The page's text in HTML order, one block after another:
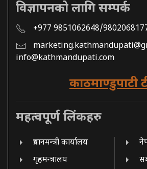
विज्ञापनको लागि सम्पर्क
+977 9851062648/
info@kathmandupati.com
काठमाण्डुपाटी
महत्वपूर्ण लिंकहरु
प्रधानमन्त्री कार्यालय
गृहमन्त्रालय